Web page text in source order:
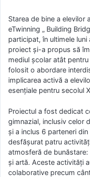
Starea de bine a elevilor
eTwinning „ Building
participat, în ultimele
proiect și-a propus să
mediul școlar atât
folosit o abordare
implicarea activă a
esențiale pentru secolul
Proiectul a fost dedicat
gimnazial, inclusiv celor
și a inclus 6 parteneri
desfășurat patru
atmosferă de
și artă. Aceste activități
colaborative precum